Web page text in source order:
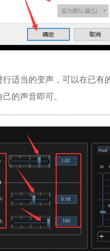
适当的变声，可以在已
的声音即可。